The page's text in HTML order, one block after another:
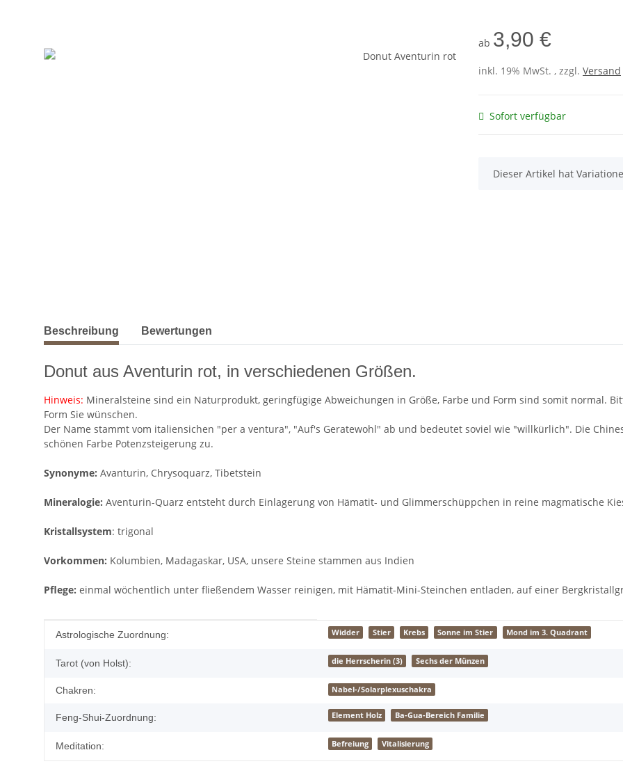
ab 3,90 €
inkl. 19% MwSt. , zzgl. Versand
Sofort verfügbar
x
Dieser Artikel hat
weitere Registerkarten anzeigen
Beschreibung Bewertungen
Donut aus Aventurin rot, in verschiedenen Größen.
Hinweis: Mineralsteine sind ein Naturprodukt, geringfügige Abweichungen in Größe, Farbe und Form sind somit normal.
Form Sie wünschen.
Der Name stammt vom italiensichen "per a ventura", "Auf's Geratewohl" ab und bedeutet soviel wie "willkürlich". Die
schönen Farbe Potenzsteigerung zu.
Synonyme: Avanturin, Chrysoquarz, Tibetstein
Mineralogie: Aventurin-Quarz entsteht durch Einlagerung von Hämatit- und Glimmerschüppchen in reine magmatische
Kristallsystem: trigonal
Vorkommen: Kolumbien, Madagaskar, USA, unsere Steine stammen aus Indien
Pflege: einmal wöchentlich unter fließendem Wasser reinigen, mit Hämatit-Mini-Steinchen entladen, auf einer
Produkteigenschaft
Wert
Astrologische Zuordnung: Widder Stier Krebs Sonne im Stier Mond im 3. Quadrant
Tarot (von Holst): die Herrscherin (3) Sechs der Münzen
Chakren: Nabel-/Solarplexuschakra
Feng-Shui-Zuordnung: Element Holz Ba-Gua-Bereich Familie
Meditation: Befreiung Vitalisierung